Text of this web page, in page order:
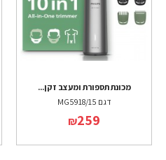
מכונת תספורת ומעצב זקן...
דגם MG5918/15
₪259